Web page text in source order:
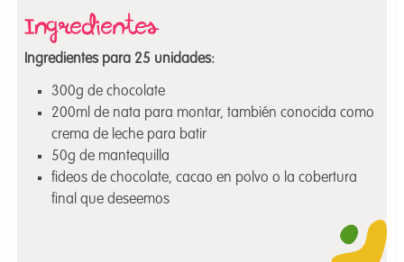
Ingredientes para 25 unidades:
300g de chocolate
200ml de nata para montar, también conocida como
crema de leche para batir
50g de mantequilla
fideos de chocolate, cacao en polvo o la cobertura
final que deseemos